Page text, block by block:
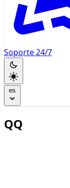
Soporte 24/7
es
QQ